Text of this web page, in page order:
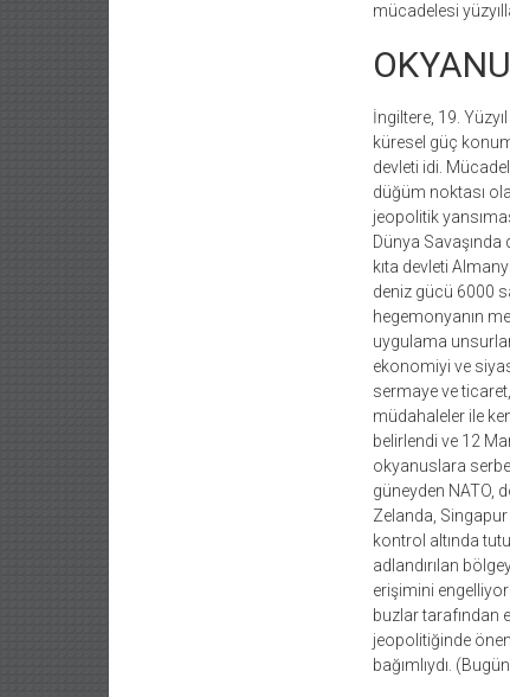
mücadelesi
İngiltere, 19.
küresel güç
devleti idi.
düğüm noktası
jeopolitik
Dünya
kıta devleti
deniz gücü 6000
hegemonyanın
uygulama
ekonomiyi ve
sermaye ve ticaret,
müdahaleler ile
belirlendi ve 12
okyanuslara
güneyden NATO,
Zelanda,
kontrol altında
adlandırılan
erişimini
buzlar tarafından
jeopolitiğinde
bağımlıydı.